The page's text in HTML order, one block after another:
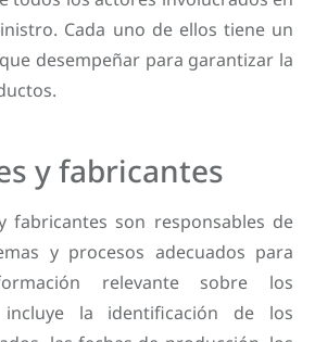
Cada uno de ellos tiene un
desempeñar para garantizar la
y fabricantes
fabricantes son responsables de
y procesos adecuados para
relevante sobre los
la identificación de los